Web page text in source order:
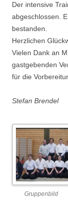
Der intensive
abgeschlossen.
bestanden.
Herzlichen
Vielen Dank an
gastgebenden
für die
Stefan Brendel
Gruppenbild